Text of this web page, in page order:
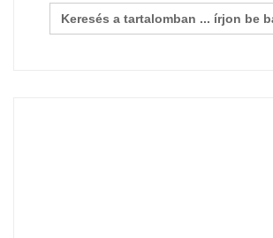
Search
for: